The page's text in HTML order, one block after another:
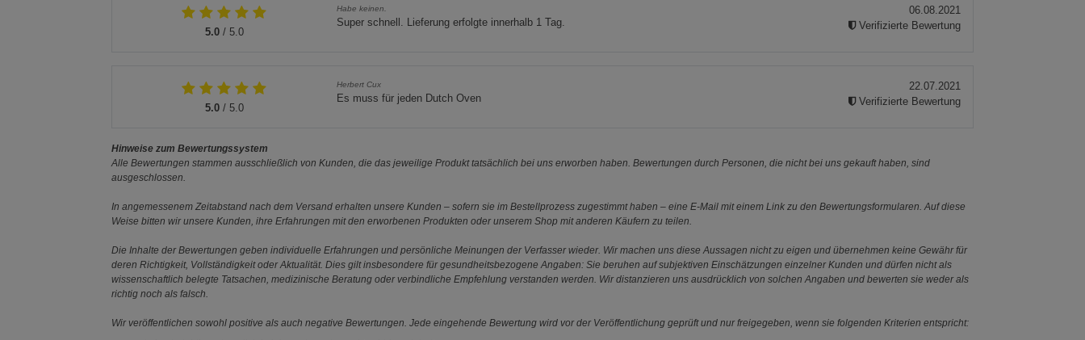
5.0/ 5.0
Habe keinen.
Super schnell. Lieferung erfolgte innerhalb 1 Tag.
06.08.2021
Verifizierte Bewertung
5.0/ 5.0
Herbert Cux
Es muss für jeden Dutch Oven
22.07.2021
Verifizierte Bewertung
Hinweise zum Bewertungssystem
Alle Bewertungen stammen ausschließlich von Kunden, die das jeweilige Produkt tatsächlich bei uns erworben haben. Bewertungen durch Personen, die nicht bei uns gekauft haben, sind
ausgeschlossen.
In angemessenem Zeitabstand nach dem Versand erhalten unsere Kunden – sofern sie im Bestellprozess zugestimmt haben – eine E-Mail mit einem Link zu den Bewertungsformularen. Auf diese
Weise bitten wir unsere Kunden, ihre Erfahrungen mit den erworbenen Produkten oder unserem Shop mit anderen Käufern zu teilen.
Die Inhalte der Bewertungen geben individuelle Erfahrungen und persönliche Meinungen der Verfasser wieder. Wir machen uns diese Aussagen nicht zu eigen und übernehmen keine Gewähr für
deren Richtigkeit, Vollständigkeit oder Aktualität. Dies gilt insbesondere für gesundheitsbezogene Angaben: Sie beruhen auf subjektiven Einschätzungen einzelner Kunden und dürfen nicht als
wissenschaftlich belegte Tatsachen, medizinische Beratung oder verbindliche Empfehlung verstanden werden. Wir distanzieren uns ausdrücklich von solchen Angaben und bewerten sie weder als
richtig noch als falsch.
Wir veröffentlichen sowohl positive als auch negative Bewertungen. Jede eingehende Bewertung wird vor der Veröffentlichung geprüft und nur freigegeben, wenn sie folgenden Kriterien entspricht: